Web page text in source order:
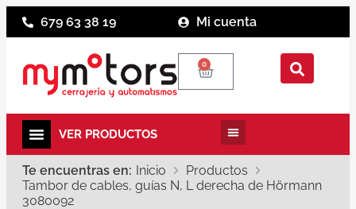
679 63 38 19 Mi cuenta
0
Te encuentras en: Inicio
Productos
Tambor de cables, guías N, L derecha de Hörmann
3080092